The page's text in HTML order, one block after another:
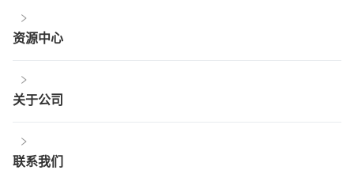
资源中心
关于公司
联系我们